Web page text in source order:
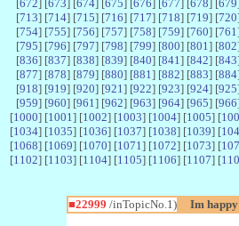
[672] [673] [674] [675] [676] [677] [678] [679
[713] [714] [715] [716] [717] [718] [719] [720
[754] [755] [756] [757] [758] [759] [760] [761
[795] [796] [797] [798] [799] [800] [801 ] [802
[836] [837] [838] [839] [840] [841 ] [842] [843
[877] [878] [879] [880] [881 ] [882] [883] [884
[918] [919] [920] [921 ] [922] [923] [924] [925
[959] [960] [961 ] [962] [963] [964] [965] [966
[1000] [1001 ] [1002] [1003] [1004] [1005] [
[1034] [1035] [1036] [1037] [1038] [1039] [
[1068] [1069] [1070] [1071 ] [1072] [1073] [
[1102] [1103] [1104] [1105] [1106] [1107] [
■22999 /inTopicNo.1) Im